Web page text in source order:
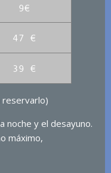
9€
47 €
39 €
reservarlo)
noche y el desayuno.
máximo,